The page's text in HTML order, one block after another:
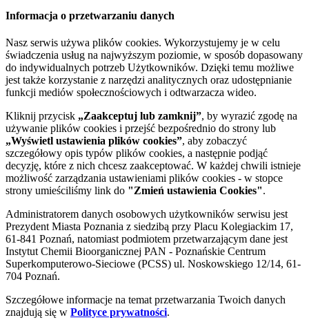
Informacja o przetwarzaniu danych
Nasz serwis używa plików cookies. Wykorzystujemy je w celu
świadczenia usług na najwyższym poziomie, w sposób dopasowany
do indywidualnych potrzeb Użytkowników. Dzięki temu możliwe
jest także korzystanie z narzędzi analitycznych oraz udostępnianie
funkcji mediów społecznościowych i odtwarzacza wideo.
Kliknij przycisk „Zaakceptuj lub zamknij”, by wyrazić zgodę na
używanie plików cookies i przejść bezpośrednio do strony lub
„Wyświetl ustawienia plików cookies”, aby zobaczyć
szczegółowy opis typów plików cookies, a następnie podjąć
decyzję, które z nich chcesz zaakceptować. W każdej chwili istnieje
możliwość zarządzania ustawieniami plików cookies - w stopce
strony umieściliśmy link do "Zmień ustawienia Cookies".
Administratorem danych osobowych użytkowników serwisu jest
Prezydent Miasta Poznania z siedzibą przy Placu Kolegiackim 17,
61-841 Poznań, natomiast podmiotem przetwarzającym dane jest
Instytut Chemii Bioorganicznej PAN - Poznańskie Centrum
Superkomputerowo-Sieciowe (PCSS) ul. Noskowskiego 12/14, 61-
704 Poznań.
Szczegółowe informacje na temat przetwarzania Twoich danych
znajdują się w Polityce prywatności.